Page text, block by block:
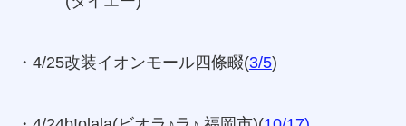
・4/25改装イオンモール四條畷(3/5)